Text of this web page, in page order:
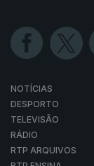
NOTÍCIAS
DESPORTO
TELEVISÃO
RÁDIO
RTP ARQUIVOS